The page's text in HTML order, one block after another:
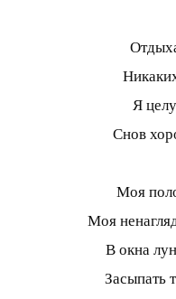
Я
Снов
Моя
Моя
В окна
Засыпать